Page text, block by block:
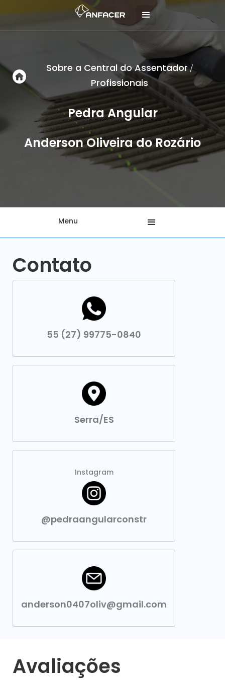
Sobre a Central do Assentador/
Profissionais
Pedra Angular
Anderson Oliveira do Rozário
Menu
Contato
55 (27) 99775-0840
Serra/ES
Instagram
@pedraangularconstr
anderson0407oliv@gmail.com
Avaliações